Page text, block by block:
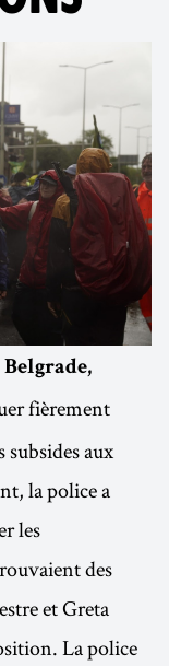
Belgrade,
fièrement
aux
la police a
les
des
et Greta
La police